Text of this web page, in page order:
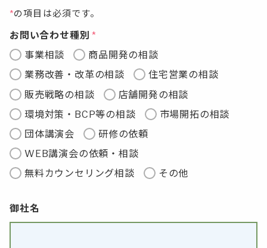
*の項目は必須です。
お問い合わせ種別
事業相談
商品開発の相談
業務改善・改革の相談
住宅営業の相談
販売戦略の相談
店舗開発の相談
環境対策・BCP等の相談
市場開拓の相談
団体講演会
研修の依頼
WEB講演会の依頼・相談
無料カウンセリング相談
その他
御社名